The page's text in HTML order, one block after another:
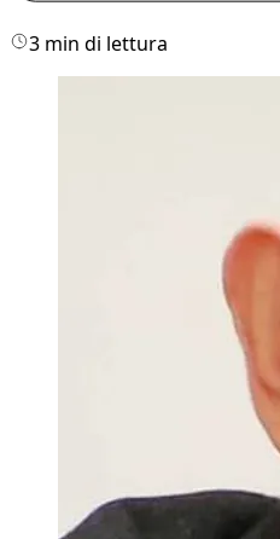
3 min di lettura